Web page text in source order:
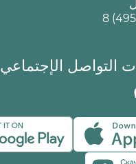
8
التواصل الإجتماعي